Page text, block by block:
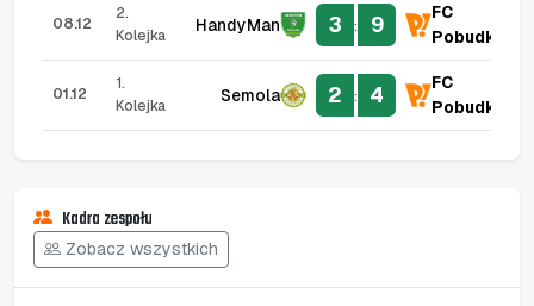
08.12
2.
Kolejka
HandyMan 3 : 9
FC
Pobudka
01.12
1.
Kolejka
Semola 2 : 4
FC
Pobudka
Kadra zespołu
Zobacz wszystkich